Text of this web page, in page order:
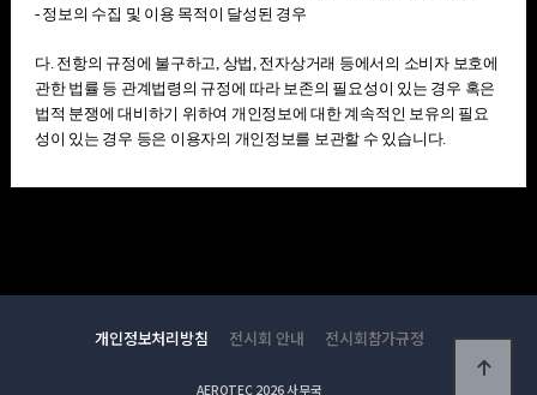
- 정보의 수집 및 이용 목적이 달성된 경우
다. 전항의 규정에 불구하고, 상법, 전자상거래 등에서의 소비자 보호에
관한 법률 등 관계법령의 규정에 따라 보존의 필요성이 있는 경우 혹은
법적 분쟁에 대비하기 위하여 개인정보에 대한 계속적인 보유의 필요
성이 있는 경우 등은 이용자의 개인정보를 보관할 수 있습니다.
개인정보처리방침 전시회 안내 전시회참가규정
AEROTEC 2026 사무국